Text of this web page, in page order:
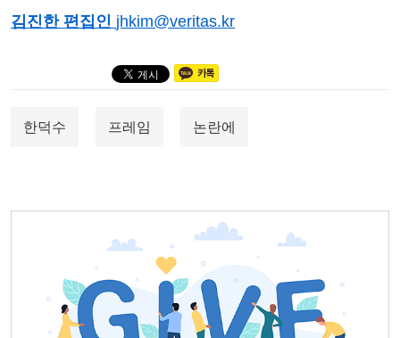
김진한 편집인 jhkim@veritas.kr
한덕수 프레임 논란에